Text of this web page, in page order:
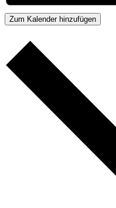
Zum Kalender hinzufügen